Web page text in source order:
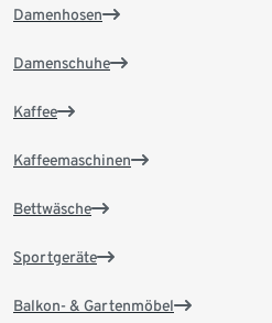
Damenhosen
Damenschuhe
Kaffee
Kaffeemaschinen
Bettwäsche
Sportgeräte
Balkon- & Gartenmöbel